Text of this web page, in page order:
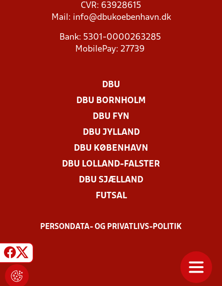
CVR: 63928615
Mail: info@dbukoebenhavn.dk
Bank: 5301-0000263285
MobilePay: 27739
DBU
DBU BORNHOLM
DBU FYN
DBU JYLLAND
DBU KØBENHAVN
DBU LOLLAND-FALSTER
DBU SJÆLLAND
FUTSAL
PERSONDATA- OG PRIVATLIVS-POLITIK